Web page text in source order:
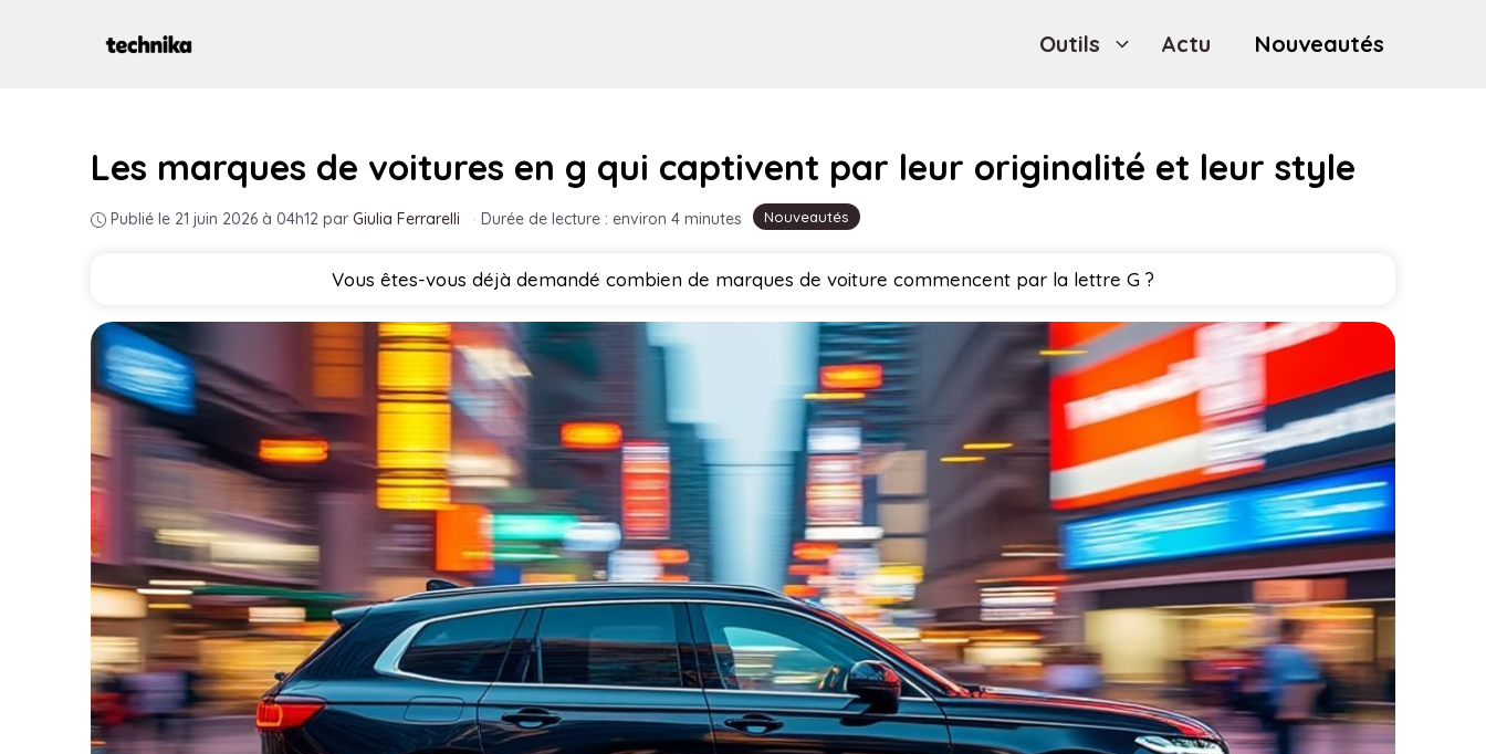
Outils Actu Nouveautés
Nouveautés
Les marques de voitures en g qui captivent par leur originalité et leur style
Publié le 21 juin 2026 à 04h12 par Giulia Ferrarelli · Durée de lecture : environ 4 minutes
Vous êtes-vous déjà demandé combien de marques de voiture commencent par la lettre G ?